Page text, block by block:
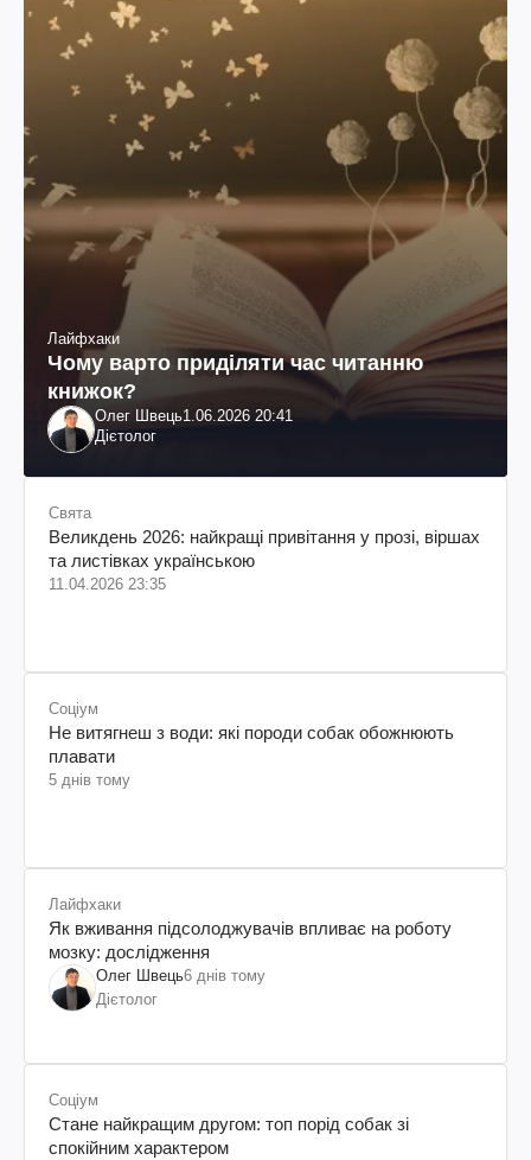
Лайфхаки
Чому варто приділяти час читанню
книжок?
Олег Швець1.06.2026 20:41
Дієтолог
Свята
Великдень 2026: найкращі привітання у прозі, віршах
та листівках українською
11.04.2026 23:35
Соціум
Не витягнеш з води: які породи собак обожнюють
плавати
5 днів тому
Лайфхаки
Як вживання підсолоджувачів впливає на роботу
мозку: дослідження
Олег Швець6 днів тому
Дієтолог
Соціум
Стане найкращим другом: топ порід собак зі
спокійним характером